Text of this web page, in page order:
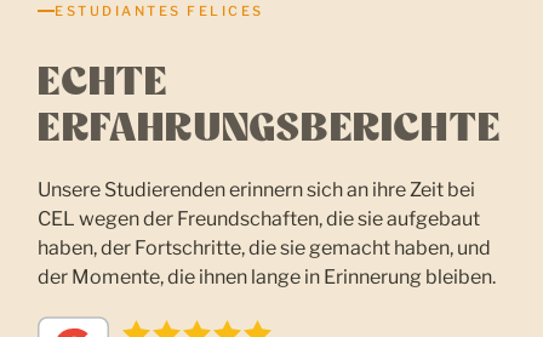
ESTUDIANTES FELICES
ECHTE
ERFAHRUNGSBERICHTE
Unsere Studierenden erinnern sich an ihre Zeit bei
CEL wegen der Freundschaften, die sie aufgebaut
haben, der Fortschritte, die sie gemacht haben, und
der Momente, die ihnen lange in Erinnerung bleiben.